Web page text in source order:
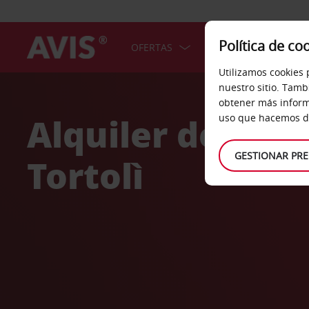
OFERTAS COCHES
Alquiler de
Tortolì
Política de
Utilizamos
nuestro sitio.
obtener más
uso que hacemos
GESTIONAR